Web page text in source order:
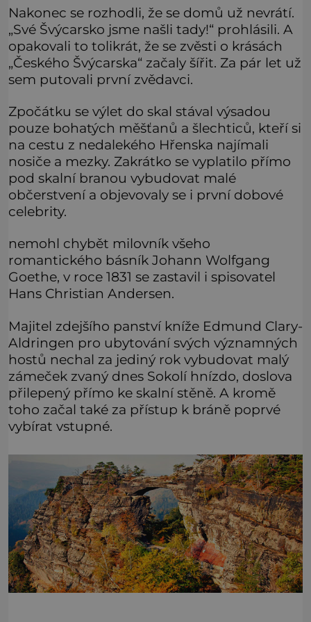
Nakonec se rozhodli, že se domů už nevrátí.
„Své Švýcarsko jsme našli tady!“ prohlásili. A
opakovali to tolikrát, že se zvěsti o krásách
„Českého Švýcarska“ začaly šířit. Za pár let už
sem putovali první zvědavci.
Zpočátku se výlet do skal stával výsadou
pouze bohatých měšťanů a šlechticů, kteří si
na cestu z nedalekého Hřenska najímali
nosiče a mezky. Zakrátko se vyplatilo přímo
pod skalní branou vybudovat malé
občerstvení a objevovaly se i první dobové
celebrity.
nemohl chybět milovník všeho
romantického básník Johann Wolfgang
Goethe, v roce 1831 se zastavil i spisovatel
Hans Christian Andersen.
Majitel zdejšího panství kníže Edmund Clary-
Aldringen pro ubytování svých významných
hostů nechal za jediný rok vybudovat malý
zámeček zvaný dnes Sokolí hnízdo, doslova
přilepený přímo ke skalní stěně. A kromě
toho začal také za přístup k bráně poprvé
vybírat vstupné.